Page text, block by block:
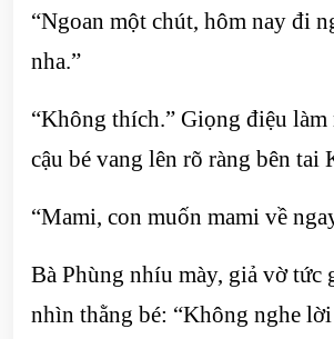
“Ngoan một chút, hôm nay đi
nha.”
“Không thích.” Giọng điệu làm
cậu bé vang lên rõ ràng bên tai
“Mami, con muốn mami về
Bà Phùng nhíu mày, giả vờ tức
nhìn thằng bé: “Không nghe